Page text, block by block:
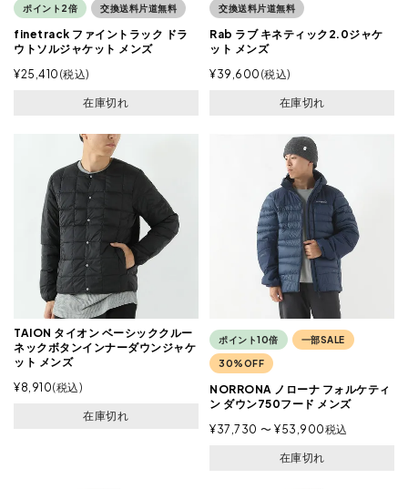
ポイント2倍 交換送料片道無料
finetrack ファイントラック ドラ
ウトソルジャケット メンズ
¥25,410 税込
在庫切れ
交換送料片道無料
Rab ラブ キネティック2.0ジャケ
ット メンズ
¥39,600 税込
在庫切れ
TAION タイオン ベーシッククルー
ネックボタンインナーダウンジャケ
ット メンズ
¥8,910 税込
在庫切れ
ポイント10倍 一部SALE
30%OFF
NORRONA ノローナ フォルケティ
ン ダウン750フード メンズ
¥37,730 〜 ¥53,900税込
在庫切れ